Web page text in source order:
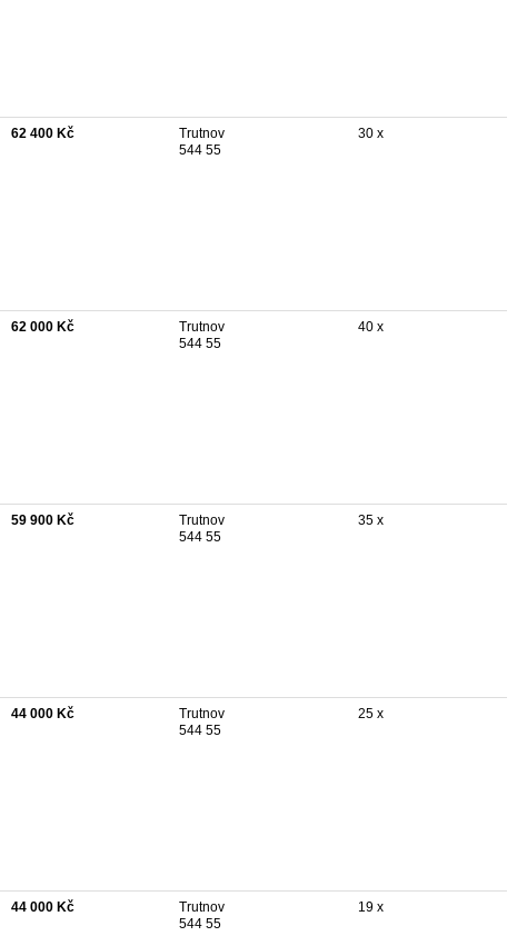
62 400 Kč
Trutnov
544 55
30 x
62 000 Kč
Trutnov
544 55
40 x
59 900 Kč
Trutnov
544 55
35 x
44 000 Kč
Trutnov
544 55
25 x
44 000 Kč
Trutnov
544 55
19 x